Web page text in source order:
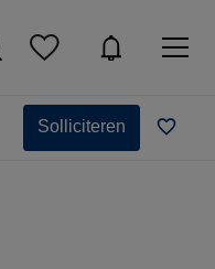
Solliciteren